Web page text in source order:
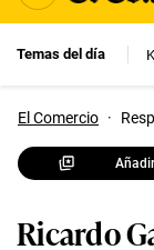
Temas del día
El Comercio ·
Ricardo